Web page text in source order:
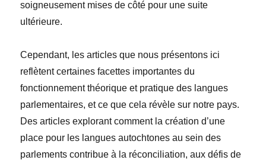
soigneusement mises de côté pour une suite
ultérieure.
Cependant, les articles que nous présentons ici
reflètent certaines facettes importantes du
fonctionnement théorique et pratique des langues
parlementaires, et ce que cela révèle sur notre pays.
Des articles explorant comment la création d’une
place pour les langues autochtones au sein des
parlements contribue à la réconciliation, aux défis de